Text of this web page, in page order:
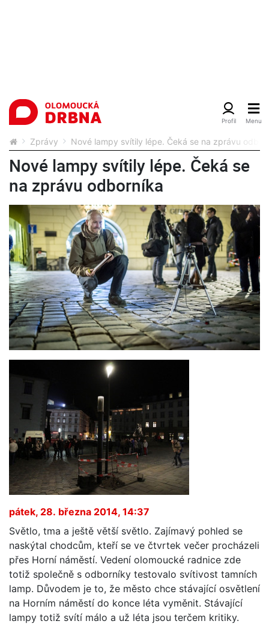
Zprávy Nové lampy svítily lépe. Čeká se na zprávu
Nové lampy svítily lépe. Čeká se
na zprávu odborníka
pátek, 28. března 2014, 14:37
Světlo, tma a ještě větší světlo. Zajímavý pohled se
naskýtal chodcům, kteří se ve čtvrtek večer procházeli
přes Horní náměstí. Vedení olomoucké radnice zde
totiž společně s odborníky testovalo svítivost tamních
lamp. Důvodem je to, že město chce stávající osvětlení
na Horním náměstí do konce léta vyměnit. Stávající
lampy totiž svítí málo a už léta jsou terčem kritiky.